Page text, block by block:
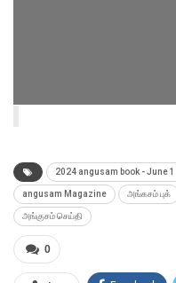
2024 angusam book - June 1
angusam Magazine அங்கசம் புக்
அங்குசம் செய்தி
0